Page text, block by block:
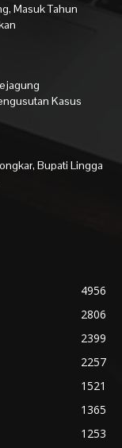
Masuk Tahun
Kasus
Bupati Lingga
4956
2806
2399
2257
1521
1365
1253